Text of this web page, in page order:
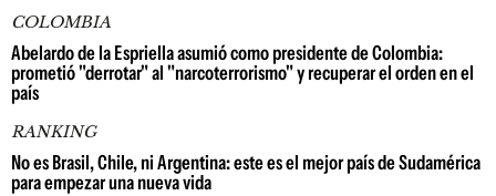
COLOMBIA
Abelardo de la Espriella asumió como presidente de Colombia:
prometió "derrotar" al "narcoterrorismo" y recuperar el orden en el
país
RANKING
No es Brasil, Chile, ni Argentina: este es el mejor país de Sudamérica
para empezar una nueva vida